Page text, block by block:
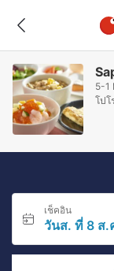
5-1
โป
เช็คอิน
วันส. ที่ 8 ส.